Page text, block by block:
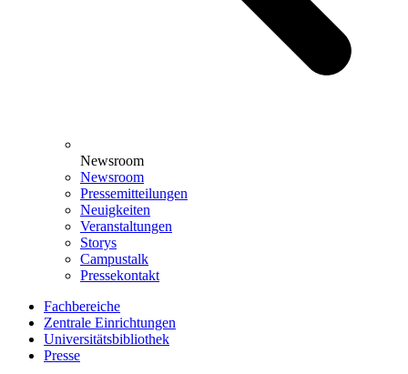
Newsroom
Newsroom
Pressemitteilungen
Neuigkeiten
Veranstaltungen
Storys
Campustalk
Pressekontakt
Fachbereiche
Zentrale Einrichtungen
Universitätsbibliothek
Presse